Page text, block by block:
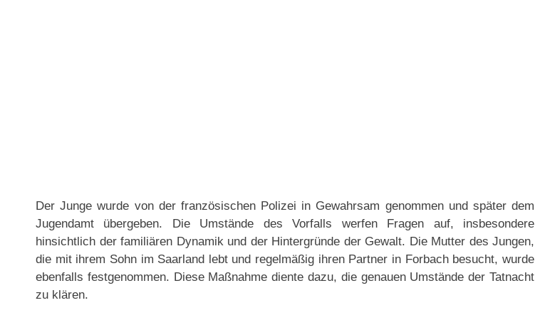
Der Junge wurde von der französischen Polizei in Gewahrsam genommen und später dem
Jugendamt übergeben. Die Umstände des Vorfalls werfen Fragen auf, insbesondere
hinsichtlich der familiären Dynamik und der Hintergründe der Gewalt. Die Mutter des Jungen,
die mit ihrem Sohn im Saarland lebt und regelmäßig ihren Partner in Forbach besucht, wurde
ebenfalls festgenommen. Diese Maßnahme diente dazu, die genauen Umstände der Tatnacht
zu klären.